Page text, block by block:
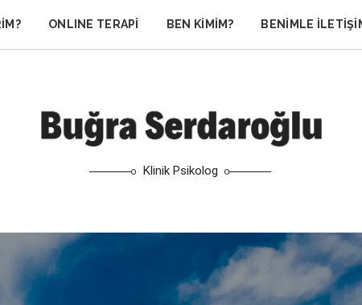
ONLINE TERAPI BEN KIMIM? BENIMLE
Klinik Psikolog